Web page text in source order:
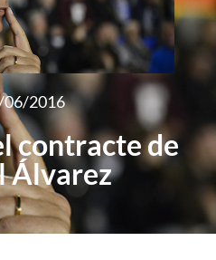
2016
contracte de
Álvarez